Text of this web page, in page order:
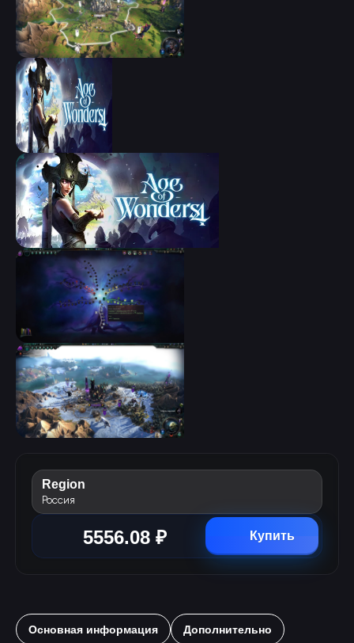
Region
Россия
5556.08 ₽ Купить
Основная информация Дополнительно